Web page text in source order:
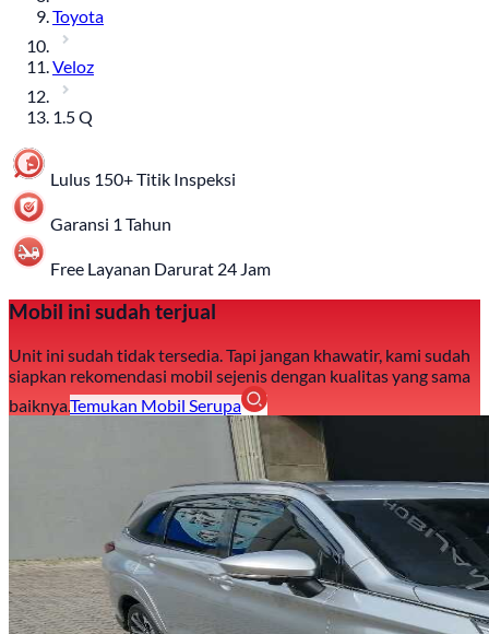
Toyota
Veloz
1.5 Q
Lulus 150+ Titik Inspeksi
Garansi 1 Tahun
Free Layanan Darurat 24 Jam
Mobil ini sudah terjual
Unit ini sudah tidak tersedia. Tapi jangan khawatir, kami sudah
siapkan rekomendasi mobil sejenis dengan kualitas yang sama
baiknya.Temukan Mobil Serupa